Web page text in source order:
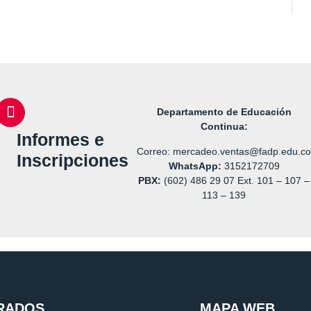
Informes e
Inscripciones
Departamento de Educación
Continua:
Correo: mercadeo.ventas@fadp.edu.co
WhatsApp: 3152172709
PBX: (602) 486 29 07 Ext. 101 – 107 –
113 – 139
MAPA WEB